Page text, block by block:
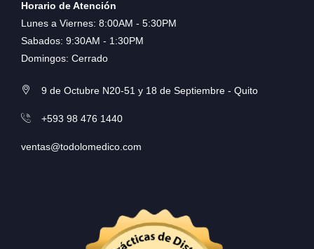
Horario de Atención
Lunes a Viernes: 8:00AM - 5:30PM
Sabados: 9:30AM - 1:30PM
Domingos: Cerrado
9 de Octubre N20-51 y 18 de Septiembre - Quito
+593 98 476 1440
ventas@todolomedico.com